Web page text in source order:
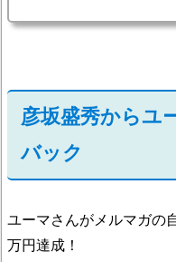
彦坂盛秀からユ
バック
ユーマさんがメルマガの
万円達成！